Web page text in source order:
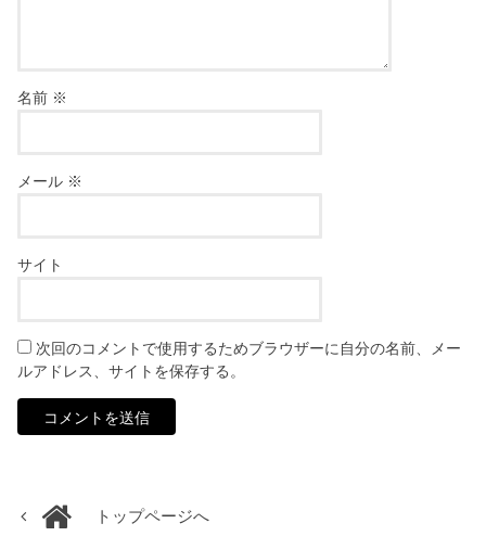
名前 ※
メール ※
サイト
次回のコメントで使用するためブラウザーに自分の名前、メー
ルアドレス、サイトを保存する。
トップページへ